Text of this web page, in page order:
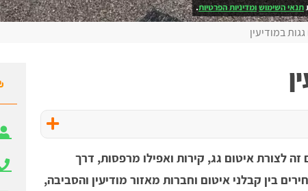
תנאי השימושומדיניות הפרטיות.
במודיעין
לצורת איטום גג, קירות ואפילו מרפסות, דרך
בין קבלני איטום וחברות מאזור מודיעין והסביבה,